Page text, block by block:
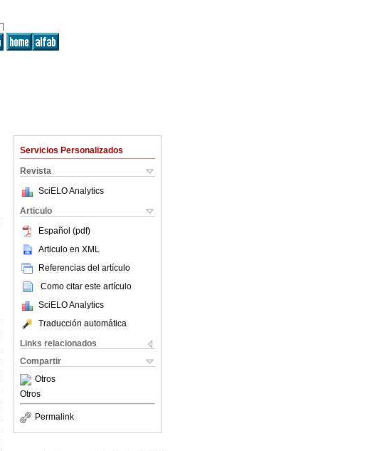
Servicios Personalizados
Revista
SciELO Analytics
Articulo
Español (pdf)
Articulo en XML
Referencias del artículo
Como citar este artículo
SciELO Analytics
Traducción automática
Links relacionados
Compartir
Otros
Otros
Permalink